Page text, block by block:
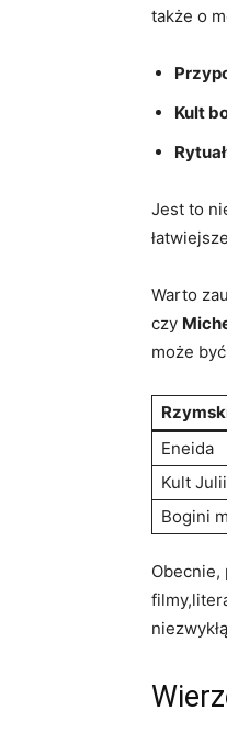
także o
Kult
Jest ‌to
Warto
czy⁣
może
Eneida
Kult Julii
Bogini
Obecnie,​